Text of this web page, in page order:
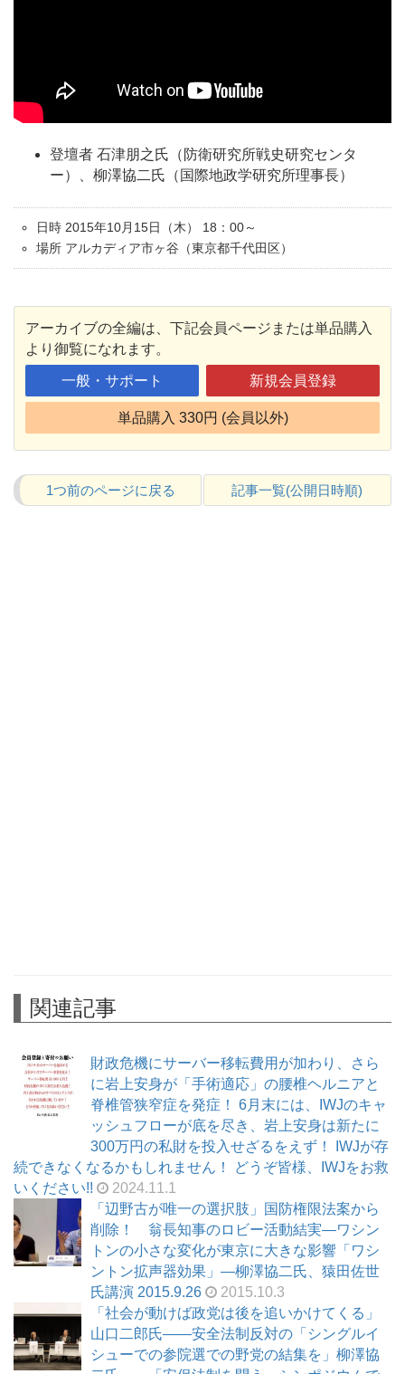
登壇者 石津朋之氏（防衛研究所戦史研究センタ
ー）、柳澤協二氏（国際地政学研究所理事長）
日時 2015年10月15日（木） 18：00～
場所 アルカディア市ヶ谷（東京都千代田区）
アーカイブの全編は、下記会員ページまたは単品購入
より御覧になれます。
一般・サポート 新規会員登録
単品購入 330円 (会員以外)
1つ前のページに戻る 記事一覧(公開日時順)
関連記事
財政危機にサーバー移転費用が加わり、さら
に岩上安身が「手術適応」の腰椎ヘルニアと
脊椎管狭窄症を発症！ 6月末には、IWJのキャ
ッシュフローが底を尽き、岩上安身は新たに
300万円の私財を投入せざるをえず！ IWJが存
続できなくなるかもしれません！ どうぞ皆様、IWJをお救
いください!!
2024.11.1
「辺野古が唯一の選択肢」国防権限法案から
削除！ 翁長知事のロビー活動結実―ワシン
トンの小さな変化が東京に大きな影響「ワシ
ントン拡声器効果」―柳澤協二氏、猿田佐世
氏講演 2015.9.26
2015.10.3
「社会が動けば政党は後を追いかけてくる」
山口二郎氏――安全法制反対の「シングルイ
シューでの参院選での野党の結集を」柳澤協